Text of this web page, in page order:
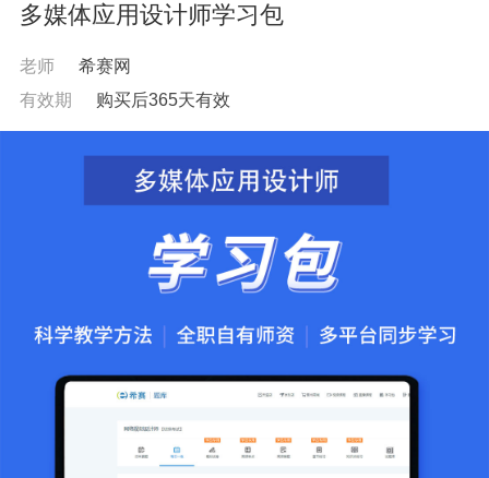
多媒体应用设计师学习包
老师
希赛网
有效期
购买后365天有效